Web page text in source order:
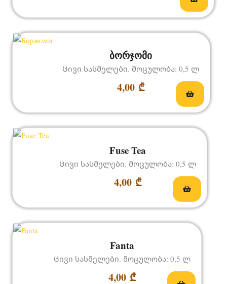
ბორჯომი
4,00 ₾
Ცივი სასმელები. მოცულობა: 0,5 ლ
Fuse Tea
4,00 ₾
Ცივი სასმელები. მოცულობა: 0,5 ლ
Fanta
4,00 ₾
Ცივი სასმელები. მოცულობა: 0,5 ლ